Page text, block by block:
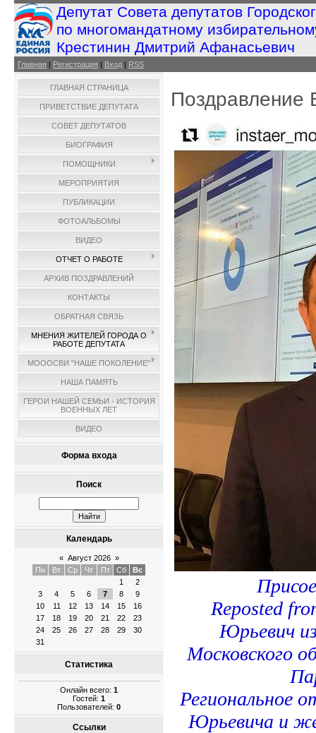
Депутат Совета депутатов
по многомандатному
Крестинин Дмитрий Афанасьевич
Главная | Регистрация | Вход | RSS
ГЛАВНАЯ СТРАНИЦА
ПРИВЕТСТВИЕ ДЕПУТАТА
СОВЕТ ДЕПУТАТОВ
БИОГРАФИЯ
ПОМОЩНИКИ
МЕРОПРИЯТИЯ
ПУБЛИКАЦИИ
ФОТОАЛЬБОМЫ
ВИДЕО
ОТЧЕТ О РАБОТЕ
АРХИВ ПОЗДРАВЛЕНИЙ
КОНТАКТЫ
ОБРАТНАЯ СВЯЗЬ
МНЕНИЯ ЖИТЕЛЕЙ ГОРОДА О
РАБОТЕ ДЕПУТАТА
МОООСВИ "НАШЕ ПОКОЛЕНИЕ"
НАША ПАМЯТЬ
ГЕРОИ НАШЕЙ СЕМЬИ - ИСТОРИЯ
ВОЕННЫХ ЛЕТ
ВИДЕО
Форма входа
Поиск
Календарь
« Август 2026 »
Пн
Вт Ср Чт Пт Сб
Вс
1
2
3
4 5 6 7 8
9
10
11 12 13 14 15
16
17
18 19 20 21 22
23
24
25 26 27 28 29
30
31
Статистика
Онлайн всего: 1
Гостей: 1
Пользователей: 0
Ссылки
Reposted
Юрьевич
Московского
Региональное
Юрьевича и